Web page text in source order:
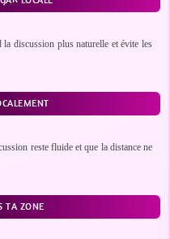
discussion plus naturelle et évite les
reste fluide et que la distance ne
TA ZONE